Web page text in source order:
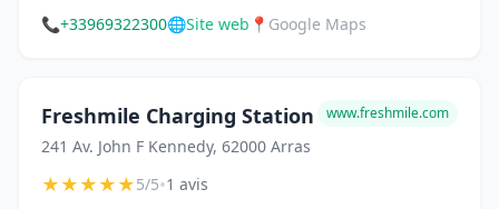
📞+33969322300🌐Site web 📍 Google Maps
Freshmile Charging Station
241 Av. John F Kennedy, 62000 Arras
www.freshmile.com
★★★★★5/5•1 avis